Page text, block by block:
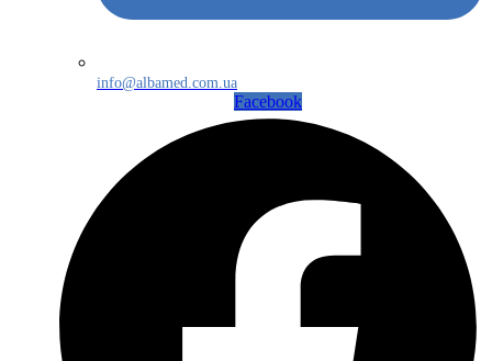
info@albamed.com.ua
Facebook